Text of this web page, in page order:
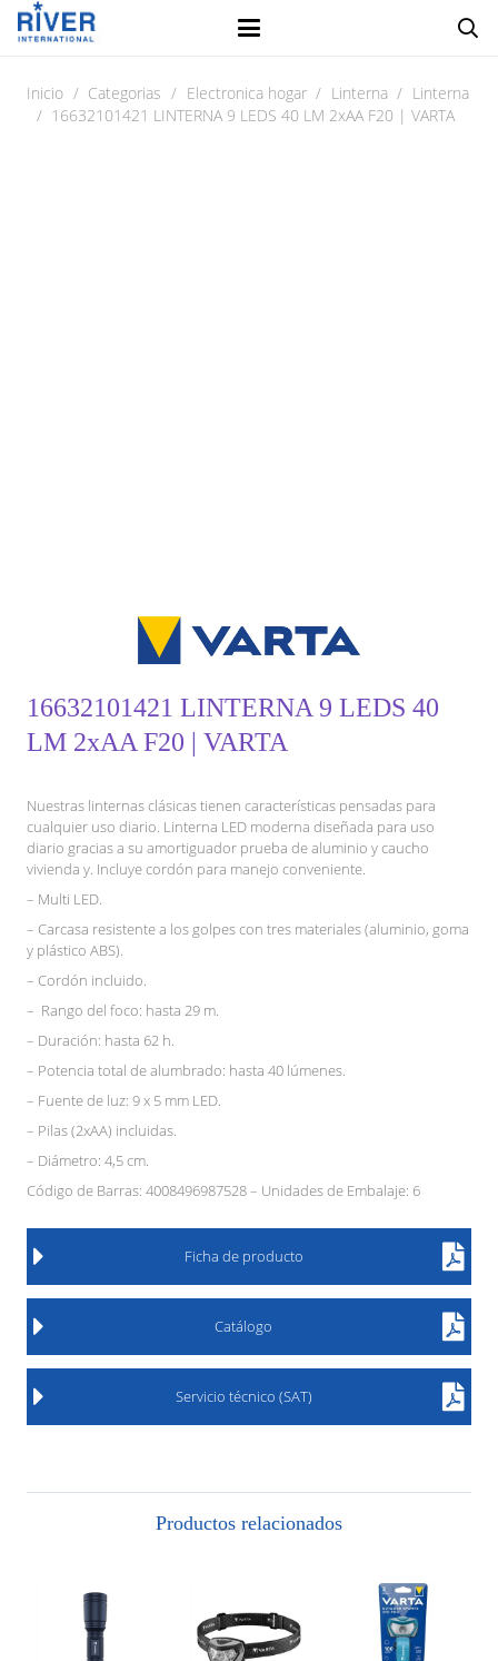
Inicio / Categorias / Electronica hogar / Linterna / Linterna
/ 16632101421 LINTERNA 9 LEDS 40 LM 2xAA F20 | VARTA
16632101421 LINTERNA 9 LEDS 40
LM 2xAA F20 | VARTA
Nuestras linternas clásicas tienen características pensadas para
cualquier uso diario. Linterna LED moderna diseñada para uso
diario gracias a su amortiguador prueba de aluminio y caucho
vivienda y. Incluye cordón para manejo conveniente.
– Multi LED.
– Carcasa resistente a los golpes con tres materiales (aluminio, goma
y plástico ABS).
– Cordón incluido.
– Rango del foco: hasta 29 m.
– Duración: hasta 62 h.
– Potencia total de alumbrado: hasta 40 lúmenes.
– Fuente de luz: 9 x 5 mm LED.
– Pilas (2xAA) incluidas.
– Diámetro: 4,5 cm.
Código de Barras: 4008496987528 – Unidades de Embalaje: 6
Ficha de producto
Catálogo
Servicio técnico (SAT)
Productos relacionados